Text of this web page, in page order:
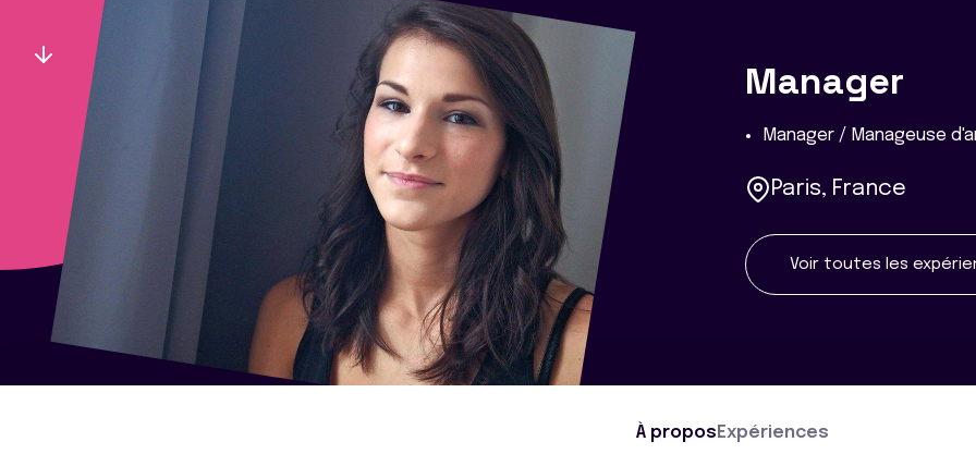
Manager
Manager / Manageuse
Paris, France
Voir toutes les
À propos Expériences